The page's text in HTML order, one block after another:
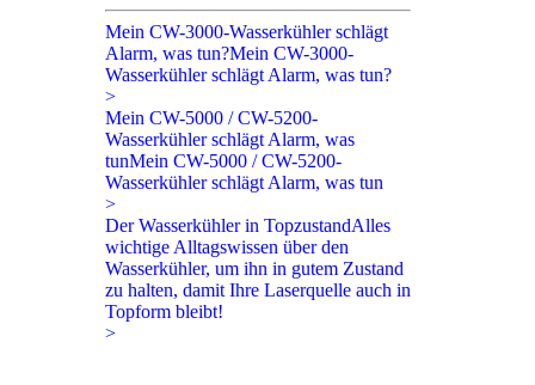
Mein CW-3000-Wasserkühler schlägt
Alarm, was tun?Mein CW-3000-
Wasserkühler schlägt Alarm, was tun?
>
Mein CW-5000 / CW-5200-
Wasserkühler schlägt Alarm, was
tunMein CW-5000 / CW-5200-
Wasserkühler schlägt Alarm, was tun
>
Der Wasserkühler in TopzustandAlles
wichtige Alltagswissen über den
Wasserkühler, um ihn in gutem Zustand
zu halten, damit Ihre Laserquelle auch in
Topform bleibt!
>